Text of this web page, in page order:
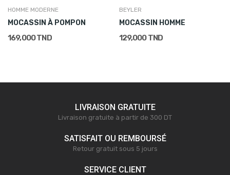
HOMME MODERNE
MOCASSIN À POMPON
169,000 TND
BEYLER
MOCASSIN HOMME
129,000 TND
LIVRAISON GRATUITE
Livraison gratuite à partir de 300 DT
SATISFAIT OU REMBOURSÉ
Retour gratuit sous 5 jours
SERVICE CLIENT